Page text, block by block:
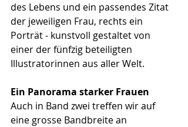
des Lebens und ein passendes Zitat
der jeweiligen Frau, rechts ein
Porträt - kunstvoll gestaltet von
einer der fünfzig beteiligten
Illustratorinnen aus aller Welt.
Ein Panorama starker Frauen
Auch in Band zwei treffen wir auf
eine grosse Bandbreite an